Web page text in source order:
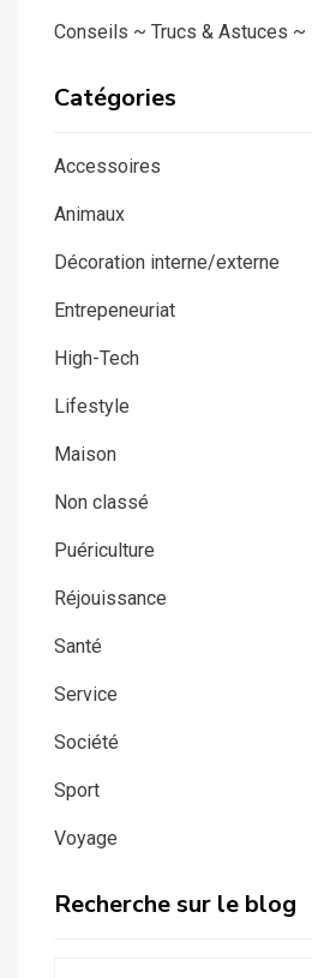
Conseils ~ Trucs & Astuces ~
Catégories
Accessoires
Animaux
Décoration interne/externe
Entrepeneuriat
High-Tech
Lifestyle
Maison
Non classé
Puériculture
Réjouissance
Santé
Service
Société
Sport
Voyage
Recherche sur le blog